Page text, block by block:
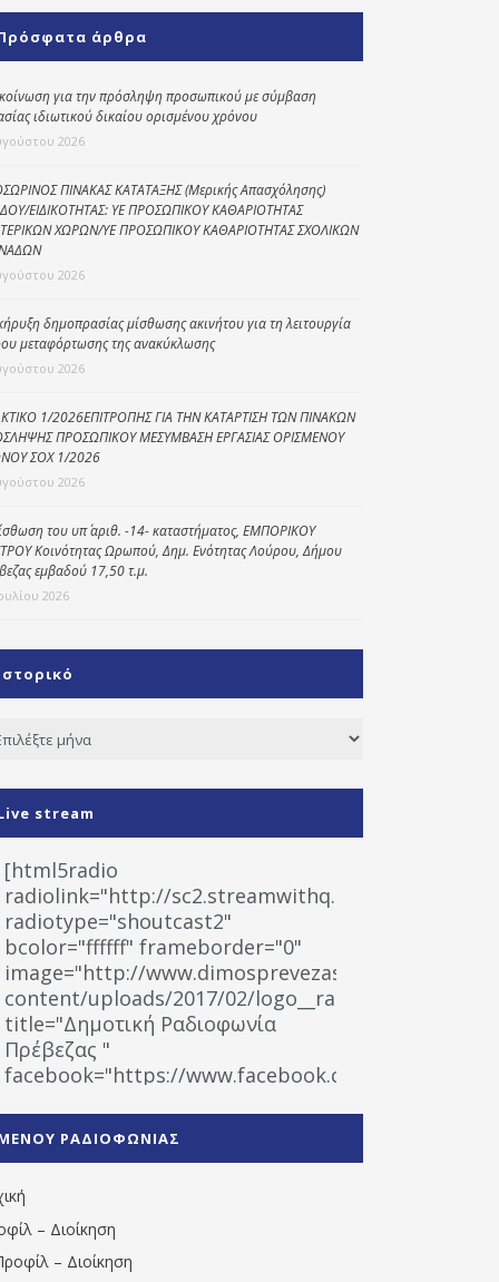
Κοινωνικό
παντοπωλείο
Kοινωνικό
φαρμακείο
Κέντρο Ημερήσιας
Φροντίδας
Ηλικιωμένων
(Κ.Η.Φ.Η.) Πρέβεζας
άρθρα
για την πρόσληψη προσωπικού με σύμβαση
ιδιωτικού δικαίου ορισμένου χρόνου
2026
ΠΙΝΑΚΑΣ ΚΑΤΑΤΑΞΗΣ (Μερικής Απασχόλησης)
ΕΙΔΙΚΟΤΗΤΑΣ: ΥΕ ΠΡΟΣΩΠΙΚΟΥ ΚΑΘΑΡΙΟΤΗΤΑΣ
ΧΩΡΩΝ/ΥΕ ΠΡΟΣΩΠΙΚΟΥ ΚΑΘΑΡΙΟΤΗΤΑΣ ΣΧΟΛΙΚΩΝ
2026
δημοπρασίας μίσθωσης ακινήτου για τη λειτουργία
μεταφόρτωσης της ανακύκλωσης
2026
1/2026ΕΠΙΤΡΟΠΗΣ ΓΙΑ ΤΗΝ ΚΑΤΑΡΤΙΣΗ ΤΩΝ ΠΙΝΑΚΩΝ
ΠΡΟΣΩΠΙΚΟΥ ΜΕΣΥΜΒΑΣΗ ΕΡΓΑΣΙΑΣ ΟΡΙΣΜΕΝΟΥ
ΣΟΧ 1/2026
2026
του υπ΄ αριθ. -14- καταστήματος, ΕΜΠΟΡΙΚΟΥ
Κοινότητας Ωρωπού, Δημ. Ενότητας Λούρου, Δήμου
εμβαδού 17,50 τ.μ.
2026
stream
[html5radio
radiolink="http://sc2.streamwithq.com:8028/
radiotype="shoutcast2"
bcolor="ffffff" frameborder="0"
image="http://www.dimosprevezas.gr/wp-
content/uploads/2017/02/logo__radiofonias.jpg"
title="Δημοτική Ραδιοφωνία
Πρέβεζας "
facebook="https://www.facebook.com/
1531194763766854/" artist="" ]
ΡΑΔΙΟΦΩΝΙΑΣ
– Διοίκηση
– Διοίκηση